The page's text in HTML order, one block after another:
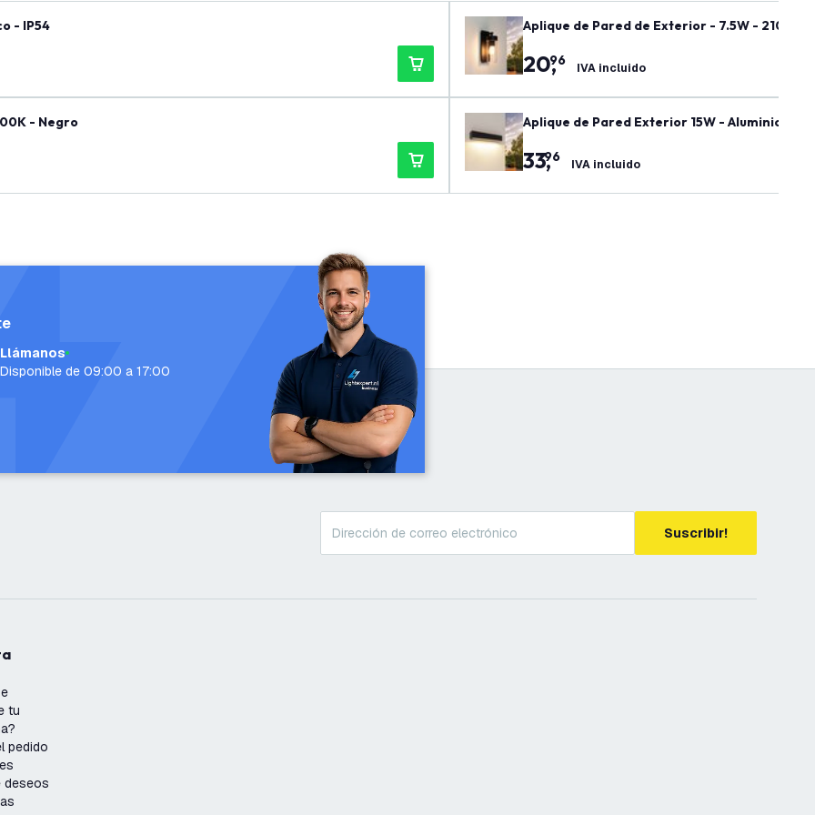
- IP54
- Negro
Aplique de Pared de Exterior - 7.5W - 2100K -
20,
96 IVA incluido
Aplique de Pared Exterior 15W - Aluminio -
33,
96 IVA incluido
Llámanos
Disponible de 09:00 a 17:00
Suscribir!
tu
pedido
deseos